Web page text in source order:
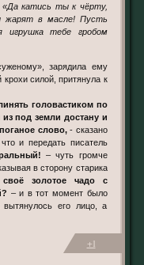
«Да катись ты к чёрту,
жарят в масле! Пусть
тебе гробом
силой, притянула к
головастиком по
под земли достану и
слово,- сказано
и передать писатель
– чуть громче
в сторону старика
золотое чадо с
– и в тот момент было
вытянулось его лицо, а
+1